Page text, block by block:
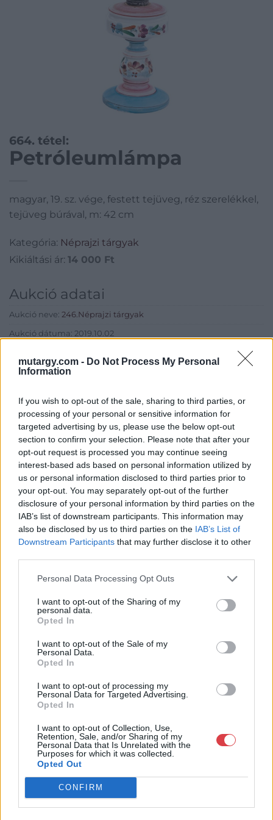
mutargy.com - Do Not Process My Personal
Information
If you wish to opt-out of the sale, sharing to third parties, or
processing of your personal or sensitive information for
targeted advertising by us, please use the below opt-out
section to confirm your selection. Please note that after your
opt-out request is processed you may continue seeing
interest-based ads based on personal information utilized by
us or personal information disclosed to third parties prior to
your opt-out. You may separately opt-out of the further
disclosure of your personal information by third parties on the
IAB’s list of downstream participants. This information may
also be disclosed by us to third parties on the IAB’s List of
Downstream Participants that may further disclose it to other
Personal Data Processing Opt Outs
I want to opt-out of the Sharing of my
personal data.
Opted In
I want to opt-out of the Sale of my
Personal Data.
Opted In
I want to opt-out of processing my
Personal Data for Targeted Advertising.
Opted In
I want to opt-out of Collection, Use,
Retention, Sale, and/or Sharing of my
Personal Data that Is Unrelated with the
Purposes for which it was collected.
Opted Out
CONFIRM
664. tétel:
Petróleumlámpa
magyar, 19. sz. vége, festett tejüveg, réz szerelékkel,
tejüveg búrával, m: 42 cm
Kategória: Néprajzi tárgyak
Kikiáltási ár: 14 000 Ft
Aukció adatai
Aukció neve: 246.Néprajzi tárgyak
Aukció dátuma: 2019.10.02
Aukció helye: Budapest, Balaton utca 8.
Eladó adatai
Eladó:Nagyházi Galéria és
Aukciósház
Cím: Müller Márta
Nagyházi Galéria és Aukciósház
Kft.
1055 Budapest, Balaton utca 8.
Telefon: +361 475 6000 +361
4756005
http://www.nagyhazi.hu
Bemutatkozás: Magas színvonalú festmények és műtárgyak,
bútorok, szőnyegek, üveg, porcelán és ezüst tárgyak, ékszerek,
néprajzi tárgyak értékesítése és aukcionálása. Hagyatékok és
a tárgyfelvétel folyamatos.
KAPCSOLÓDÓ MŰTÁRGYAK